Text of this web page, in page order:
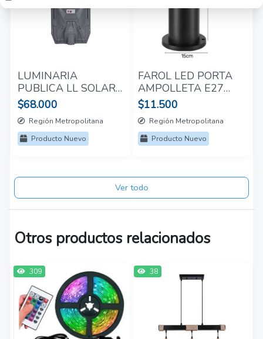
LUMINARIA
PUBLICA LL SOLAR
2200LM 5700K
$68.000
Región Metropolitana
Producto Nuevo
FAROL LED PORTA
AMPOLLETA E27
30CM
$11.500
Región Metropolitana
Producto Nuevo
Ver todo
Otros productos relacionados
309 38